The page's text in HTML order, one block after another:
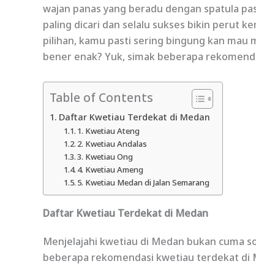
wajan panas yang beradu dengan spatula
paling dicari dan selalu sukses bikin perut
pilihan, kamu pasti sering bingung kan
bener enak? Yuk, simak beberapa
Table of Contents
Daftar Kwetiau Terdekat di Medan
1. Kwetiau Ateng
2. Kwetiau Andalas
3. Kwetiau Ong
4. Kwetiau Ameng
5. Kwetiau Medan di Jalan Semarang
Daftar Kwetiau Terdekat di Medan
Menjelajahi kwetiau di Medan bukan cuma
beberapa rekomendasi kwetiau terdekat di